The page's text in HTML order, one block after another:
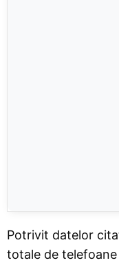
Potrivit datelor
totale de